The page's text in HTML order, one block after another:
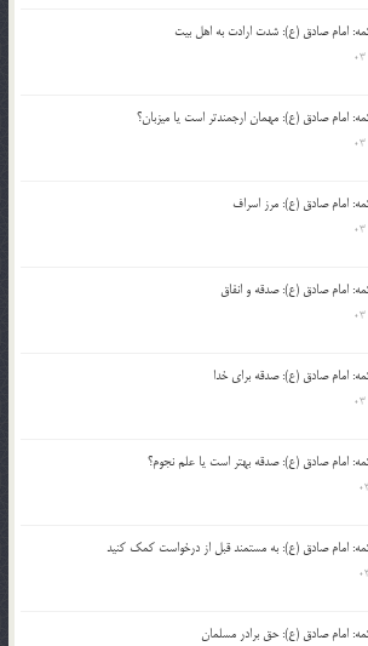
امام صادق (ع): شدت ارادت به اهل بیت
امام صادق (ع): مهمان ارجمندتر است یا میزبان؟
امام صادق (ع): مرز اسراف
امام صادق (ع): صدقه و انفاق
امام صادق (ع): صدقه برای خدا
امام صادق (ع): صدقه بهتر است یا علم نجوم؟
امام صادق (ع): به مستمند قبل از درخواست کمک کنید
امام صادق (ع): حق برادر مسلمان